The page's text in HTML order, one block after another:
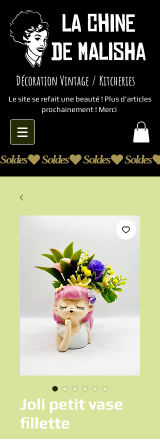
Décoration Vintage / Kitcheries
Le site se refait une beauté ! Plus d'articles
prochainement ! Merci
Soldes
Joli petit vase
fillette
Prix